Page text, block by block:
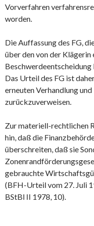
Vorverfahren
worden.
Die Auffassung des FG,
über den von der
Das Urteil des FG ist
erneuten Verhandlung
zurückzuverweisen.
Zur materiell-rechtlichen
hin, daß die
überschreiten, daß sie
gebrauchte
(BFH-Urteil vom 27. Juli
BStBl II 1978, 10).